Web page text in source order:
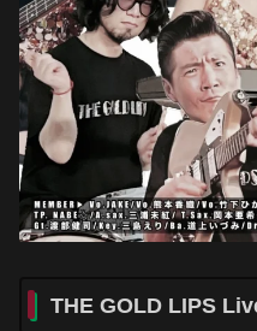
THE GOLD LIPS